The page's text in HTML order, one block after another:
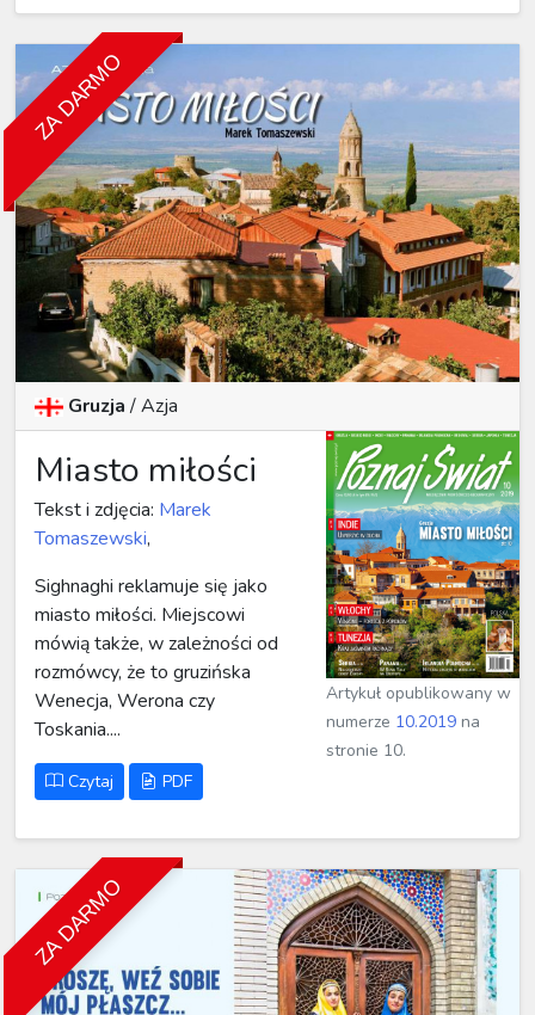
ZA DARMO
Gruzja/Azja
Miasto miłości
Tekst i zdjęcia: Marek
Tomaszewski,
Sighnaghi reklamuje się jako
miasto miłości. Miejscowi
mówią także, w zależności od
rozmówcy, że to gruzińska
Wenecja, Werona czy
Toskania....
Czytaj PDF
Artykuł opublikowany w
numerze 10.2019 na
stronie 10.
ZA DARMO